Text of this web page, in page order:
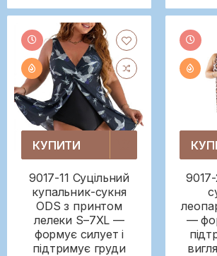
КУПИТИ
9017-11 Суцільний
купальник-сукня
ODS з принтом
лелеки S–7XL —
формує силует і
підтримує груди
—